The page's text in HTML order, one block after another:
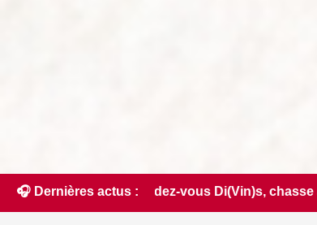
🎧 Dernières actus :
nocturne... Nos suggestions de